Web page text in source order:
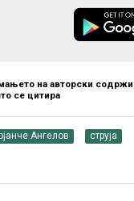
на авторски
се цитира
Ангелов струја